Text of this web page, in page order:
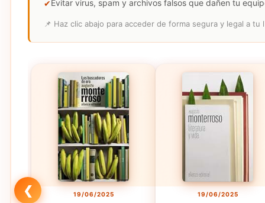
Evitar virus, spam y archivos falsos que dañen tu
📌 Haz clic abajo para acceder de forma segura y legal a tu
❮ 19/06/2025 19/06/2025